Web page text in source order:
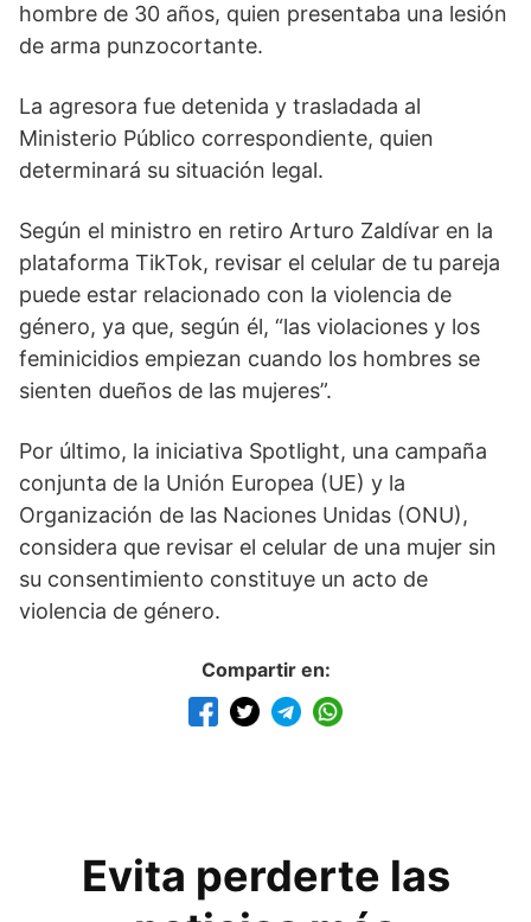
hombre de 30 años, quien presentaba una lesión
de arma punzocortante.
La agresora fue detenida y trasladada al
Ministerio Público correspondiente, quien
determinará su situación legal.
Según el ministro en retiro Arturo Zaldívar en la
plataforma TikTok, revisar el celular de tu pareja
puede estar relacionado con la violencia de
género, ya que, según él, “las violaciones y los
feminicidios empiezan cuando los hombres se
sienten dueños de las mujeres”.
Por último, la iniciativa Spotlight, una campaña
conjunta de la Unión Europea (UE) y la
Organización de las Naciones Unidas (ONU),
considera que revisar el celular de una mujer sin
su consentimiento constituye un acto de
violencia de género.
Compartir en:
Evita perderte las